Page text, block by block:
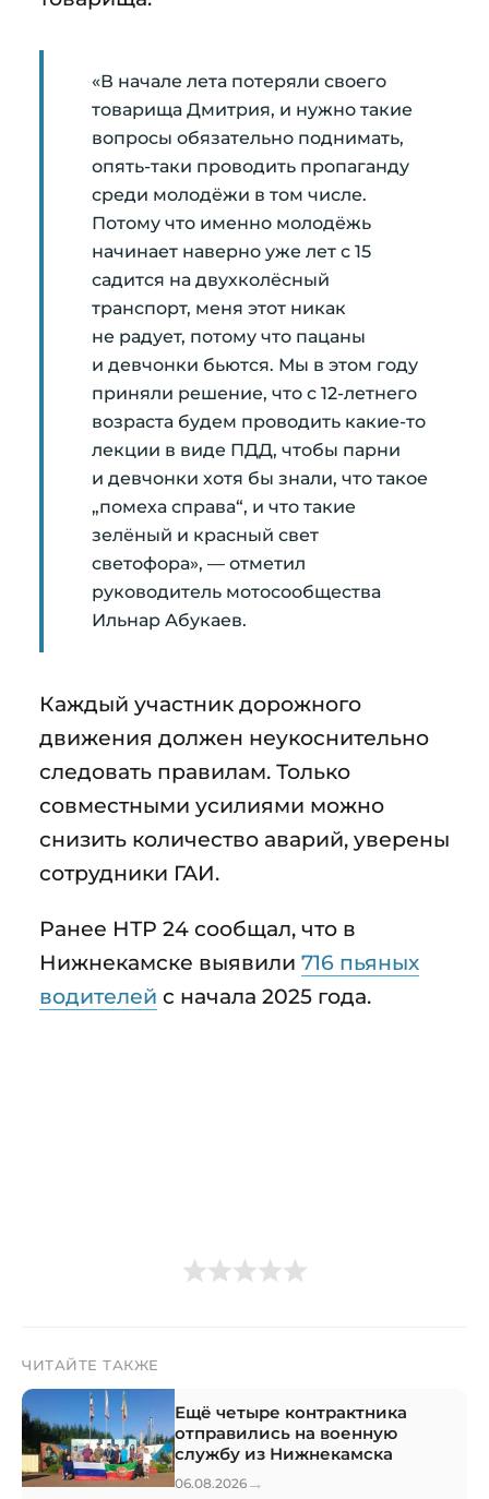
«В начале лета потеряли своего
товарища Дмитрия, и нужно такие
вопросы обязательно поднимать,
опять-таки проводить пропаганду
среди молодёжи в том числе.
Потому что именно молодёжь
начинает наверно уже лет с 15
садится на двухколёсный
транспорт, меня этот никак
не радует, потому что пацаны
и девчонки бьются. Мы в этом году
приняли решение, что с 12-летнего
возраста будем проводить какие-то
лекции в виде ПДД, чтобы парни
и девчонки хотя бы знали, что такое
„помеха справа“, и что такие
зелёный и красный свет
светофора», — отметил
руководитель мотосообщества
Ильнар Абукаев.
Каждый участник дорожного
движения должен неукоснительно
следовать правилам. Только
совместными усилиями можно
снизить количество аварий, уверены
сотрудники ГАИ.
Ранее НТР 24 сообщал, что в
Нижнекамске выявили 716 пьяных
водителей с начала 2025 года.
ЧИТАЙТЕ ТАКЖЕ
Ещё четыре контрактника
отправились на военную
службу из Нижнекамска
06.08.2026 →